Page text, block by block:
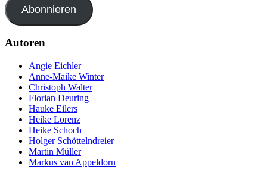
Abonnieren
Autoren
Angie Eichler
Anne-Maike Winter
Christoph Walter
Florian Deuring
Hauke Eilers
Heike Lorenz
Heike Schoch
Holger Schöttelndreier
Martin Müller
Markus van Appeldorn